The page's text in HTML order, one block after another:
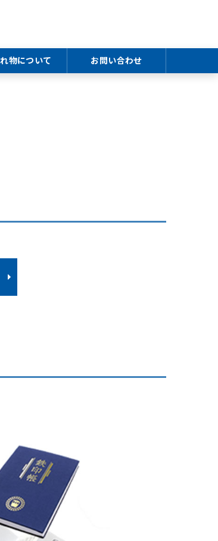
物について お問い合わせ